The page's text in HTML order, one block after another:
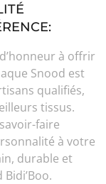
à offrir
Snood est
qualifiés,
tissus.
faire
à votre
durable et